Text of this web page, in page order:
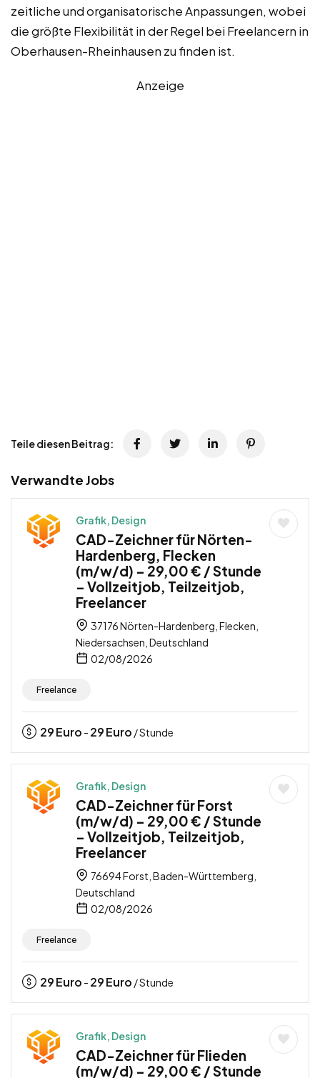
zeitliche und organisatorische Anpassungen, wobei
die größte Flexibilität in der Regel bei Freelancern in
Oberhausen-Rheinhausen zu finden ist.
Anzeige
Teile diesen Beitrag:
Verwandte Jobs
Grafik, Design
CAD-Zeichner für Nörten-
Hardenberg, Flecken
(m/w/d) – 29,00 € / Stunde
– Vollzeitjob, Teilzeitjob,
Freelancer
37176 Nörten-Hardenberg, Flecken,
Niedersachsen, Deutschland
02/08/2026
Freelance
29Euro - 29Euro / Stunde
Grafik, Design
CAD-Zeichner für Forst
(m/w/d) – 29,00 € / Stunde
– Vollzeitjob, Teilzeitjob,
Freelancer
76694 Forst, Baden-Württemberg,
Deutschland
02/08/2026
Freelance
29Euro - 29Euro / Stunde
Grafik, Design
CAD-Zeichner für Flieden
(m/w/d) – 29,00 € / Stunde